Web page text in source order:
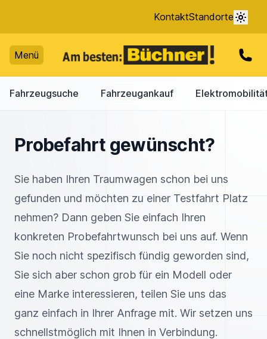
KontaktStandorte
Menü
Fahrzeugsuche Fahrzeugankauf
Probefahrt gewünscht?
Sie haben Ihren Traumwagen schon bei uns
gefunden und möchten zu einer Testfahrt Platz
nehmen? Dann geben Sie einfach Ihren
konkreten Probefahrtwunsch bei uns auf. Wenn
Sie noch nicht spezifisch fündig geworden sind,
Sie sich aber schon grob für ein Modell oder
eine Marke interessieren, teilen Sie uns das
ganz einfach in Ihrer Anfrage mit. Wir setzen uns
schnellstmöglich mit Ihnen in Verbindung.